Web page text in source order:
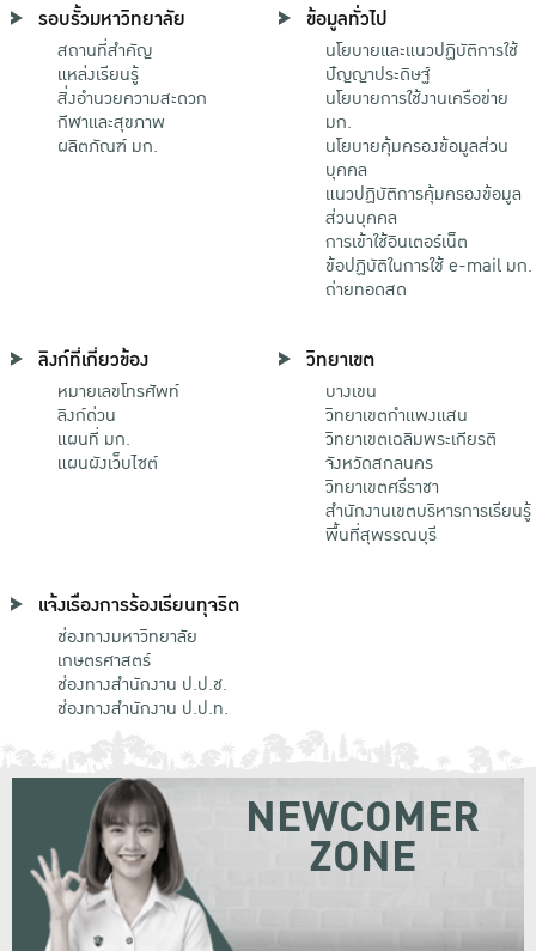
รอบรั้วมหาวิทยาลัย
สถานที่สำคัญ
แหล่งเรียนรู้
สิ่งอำนวยความสะดวก
กีฬาและสุขภาพ
ผลิตภัณฑ์ มก.
ข้อมูลทั่วไป
นโยบายและแนวปฏิบัติการใช้
ปัญญาประดิษฐ์
นโยบายการใช้งานเครือข่าย
มก.
นโยบายคุ้มครองข้อมูลส่วน
บุคคล
แนวปฏิบัติการคุ้มครองข้อมูล
ส่วนบุคคล
การเข้าใช้อินเตอร์เน็ต
ข้อปฏิบัติในการใช้ e-mail มก.
ถ่ายทอดสด
ลิงก์ที่เกี่ยวข้อง
หมายเลขโทรศัพท์
ลิงก์ด่วน
แผนที่ มก.
แผนผังเว็บไซต์
วิทยาเขต
บางเขน
วิทยาเขตกําแพงแสน
วิทยาเขตเฉลิมพระเกียรติ
จังหวัดสกลนคร
วิทยาเขตศรีราชา
สำนักงานเขตบริหารการเรียนรู้
พื้นที่สุพรรณบุรี
แจ้งเรื่องการร้องเรียนทุจริต
ช่องทางมหาวิทยาลัย
เกษตรศาสตร์
ช่องทางสำนักงาน ป.ป.ช.
ช่องทางสำนักงาน ป.ป.ท.
NEWCOMER
ZONE